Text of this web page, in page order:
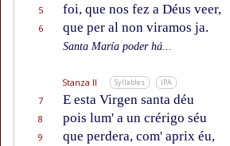
5
foi, que nos fez a Déus veer,
6
que per al non viramos ja.
Santa María poder há...
Stanza II Syllables IPA
7 E esta Virgen santa déu
8
pois lum' a un crérigo séu
9
que perdera, com' aprix éu,